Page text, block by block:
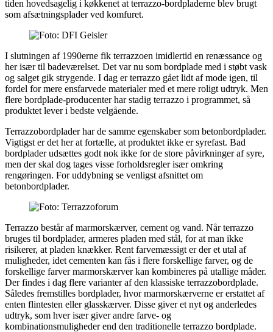
tiden hovedsagelig i køkkenet at terrazzo-bordpladerne blev brugt
som afsætningsplader ved komfuret.
I slutningen af 1990erne fik terrazzoen imidlertid en renæssance og
her især til badeværelset. Det var nu som bordplade med i støbt vask
og salget gik strygende. I dag er terrazzo gået lidt af mode igen, til
fordel for mere ensfarvede materialer med et mere roligt udtryk. Men
flere bordplade-producenter har stadig terrazzo i programmet, så
produktet lever i bedste velgående.
Terrazzobordplader har de samme egenskaber som betonbordplader.
Vigtigst er det her at fortælle, at produktet ikke er syrefast. Bad
bordplader udsættes godt nok ikke for de store påvirkninger af syre,
men der skal dog tages visse forholdsregler især omkring
rengøringen. For uddybning se venligst afsnittet om
betonbordplader.
Terrazzo består af marmorskærver, cement og vand. Når terrazzo
bruges til bordplader, armeres pladen med stål, for at man ikke
risikerer, at pladen knækker. Rent farvemæssigt er der et utal af
muligheder, idet cementen kan fås i flere forskellige farver, og de
forskellige farver marmorskærver kan kombineres på utallige måder.
Der findes i dag flere varianter af den klassiske terrazzobordplade.
Således fremstilles bordplader, hvor marmorskærverne er erstattet af
enten flintesten eller glasskærver. Disse giver et nyt og anderledes
udtryk, som hver især giver andre farve- og
kombinationsmuligheder end den traditionelle terrazzo bordplade.